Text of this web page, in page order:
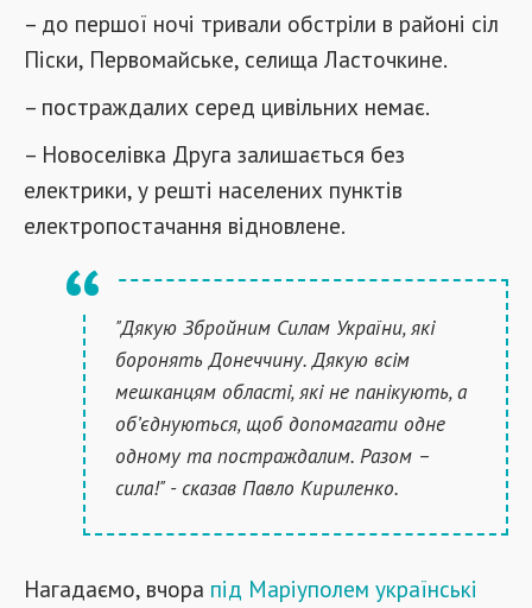
– до першої ночі тривали обстріли в районі сіл
Піски, Первомайське, селища Ласточкине.
– постраждалих серед цивільних немає.
– Новоселівка Друга залишається без
електрики, у решті населених пунктів
електропостачання відновлене.
"Дякую Збройним Силам України, які
боронять Донеччину. Дякую всім
мешканцям області, які не панікують, а
об’єднуються, щоб допомагати одне
одному та постраждалим. Разом –
сила!" - сказав Павло Кириленко.
Нагадаємо, вчора під Маріуполем українські